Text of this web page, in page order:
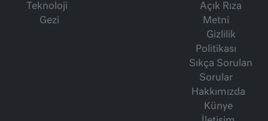
Teknoloji
Gezi
Açık Rıza
Metni
Gizlilik
Politikası
Sıkça Sorulan
Sorular
Hakkımızda
Künye